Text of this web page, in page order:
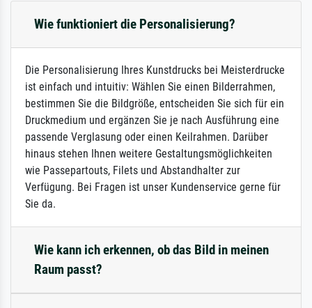
Wie funktioniert die Personalisierung?
Die Personalisierung Ihres Kunstdrucks bei Meisterdrucke
ist einfach und intuitiv: Wählen Sie einen Bilderrahmen,
bestimmen Sie die Bildgröße, entscheiden Sie sich für ein
Druckmedium und ergänzen Sie je nach Ausführung eine
passende Verglasung oder einen Keilrahmen. Darüber
hinaus stehen Ihnen weitere Gestaltungsmöglichkeiten
wie Passepartouts, Filets und Abstandhalter zur
Verfügung. Bei Fragen ist unser Kundenservice gerne für
Sie da.
Wie kann ich erkennen, ob das Bild in meinen
Raum passt?